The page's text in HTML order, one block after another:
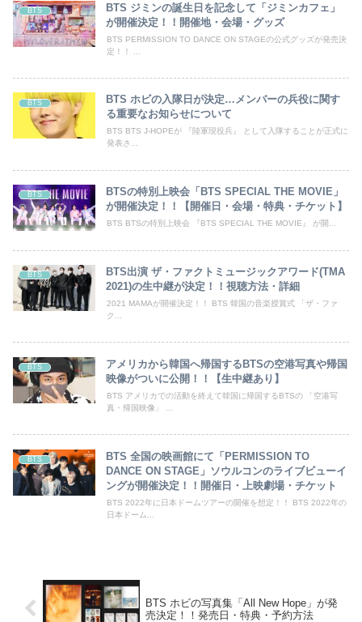
BTS
BTS ジミンの誕生日を記念して「ジミンカフェ」
が開催決定！！開催地・会場・グッズ
BTS PERMISSION TO DANCE ON STAGEの公式グッズが発売決
定！！ ...
BTS
BTS ホビの入隊日が決定…メンバーの兵役に関す
る重要なお知らせについて
BTS BTS J-HOPEが 『陸軍現役兵』 として入隊することが正式に
発表さ...
BTS
BTSの特別上映会「BTS SPECIAL THE MOVIE」
が開催決定！！【開催日・会場・特典・チケット】
BTS BTSの特別上映会 『BTS SPECIAL THE MOVIE』 が開...
BTS
BTS出演 ザ・ファクトミュージックアワード(TMA
2021)の生中継が決定！！視聴方法・詳細
2021 MAMAが開催決定！！ BTS 韓国の音楽授賞式 「ザ・ファ
ク...
BTS
アメリカから韓国へ帰国するBTSの空港写真や帰国
映像がついに公開！！【生中継あり】
BTS アメリカでの活動を終えて韓国に帰国するBTSの 「空港写
真・帰国映像」 ...
BTS
BTS 全国の映画館にて「PERMISSION TO
DANCE ON STAGE」ソウルコンのライブビューイ
ングが開催決定！！開催日・上映劇場・チケット
BTS 2022年に日本ドームツアーの開催を想定！！ BTS 2022年の
日本ドーム...
BTS ホビの写真集「All New Hope」が発
売決定！！発売日・特典・予約方法